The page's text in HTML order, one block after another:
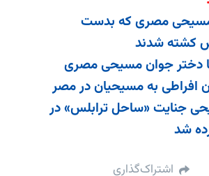
اجساد ۲۱ مسیحی مصری که بدست
کشته شدند
دختر جوان مسیحی مصری
افراطی به مسیحیان در مصر
جنایت «ساحل ترابلس» در
شد
اشتراک‌گذاری